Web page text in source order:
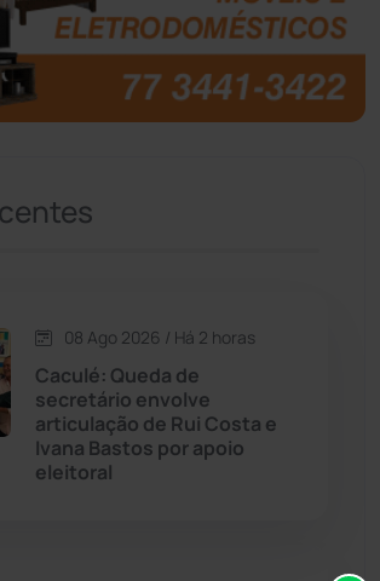
(7680)
(31958)
Sales (121)
08 Ago 2026 / Há 2 horas
Caculé: Queda de
secretário envolve
articulação de Rui Costa e
Ivana Bastos por apoio
eleitoral